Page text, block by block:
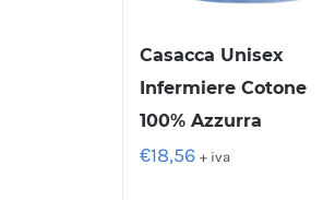
Casacca Unisex
Infermiere Cotone
100% Azzurra
€18,56 + iva